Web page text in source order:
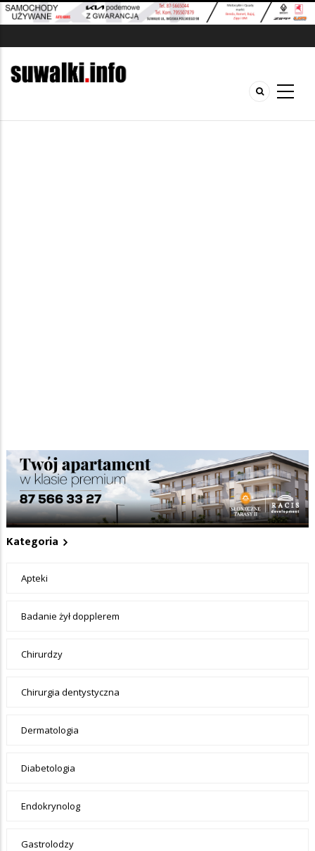
Nie dodano jeszcze wpisów do tej kategorii
Dodaj obiekt do informatora medycznego
+ Dodaj wpis
Kategoria
Apteki
Badanie żył dopplerem
Chirurdzy
Chirurgia dentystyczna
Dermatologia
Diabetologia
Endokrynolog
Gastrolodzy